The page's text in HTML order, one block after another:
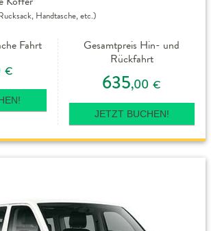
Handtasche, etc.)
Fahrt
€
Gesamtpreis Hin- und
Rückfahrt
635,00 €
JETZT BUCHEN!